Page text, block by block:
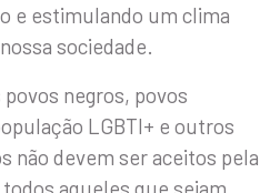
e estimulando um clima
sociedade.
negros, povos
LGBTI+ e outros
não devem ser aceitos pela